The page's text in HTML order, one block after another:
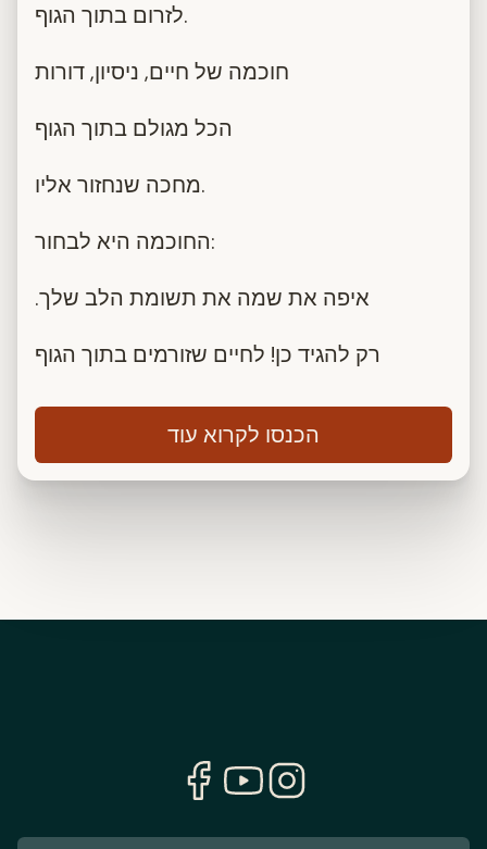
לזרום בתוך הגוף.
חוכמה של חיים, ניסיון, דורות
הכל מגולם בתוך הגוף
מחכה שנחזור אליו.
החוכמה היא לבחור:
.איפה את שמה את תשומת הלב שלך
רק להגיד כן! לחיים שזורמים בתוך הגוף
הכנסו לקרוא עוד